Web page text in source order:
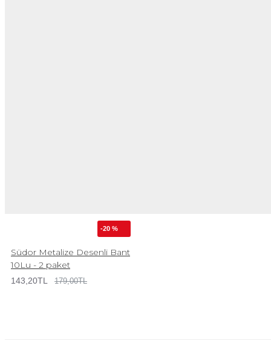
-20 %
Südor Metalize Desenli Bant
10Lu - 2 paket
143,20TL 179,00TL